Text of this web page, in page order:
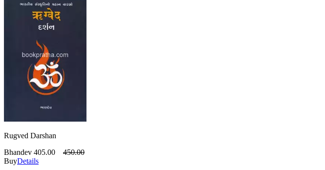
Rugved Darshan
Bhandev 405.00
450.00
BuyDetails